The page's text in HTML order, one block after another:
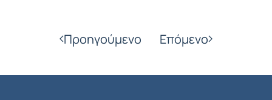
Προηγούμενο Επόμενο